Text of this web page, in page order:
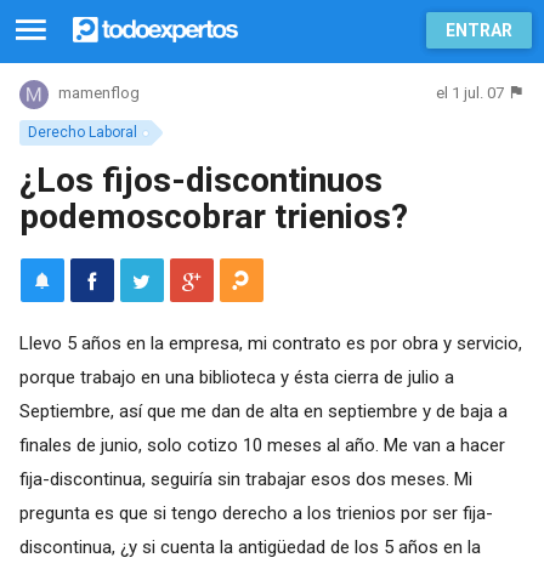
ENTRAR
Derecho Laboral
mamenflog el 1 jul. 07
¿Los fijos-discontinuos
podemoscobrar trienios?
Llevo 5 años en la empresa, mi contrato es por obra y servicio,
porque trabajo en una biblioteca y ésta cierra de julio a
Septiembre, así que me dan de alta en septiembre y de baja a
finales de junio, solo cotizo 10 meses al año. Me van a hacer
fija-discontinua, seguiría sin trabajar esos dos meses. Mi
pregunta es que si tengo derecho a los trienios por ser fija-
discontinua, ¿y si cuenta la antigüedad de los 5 años en la